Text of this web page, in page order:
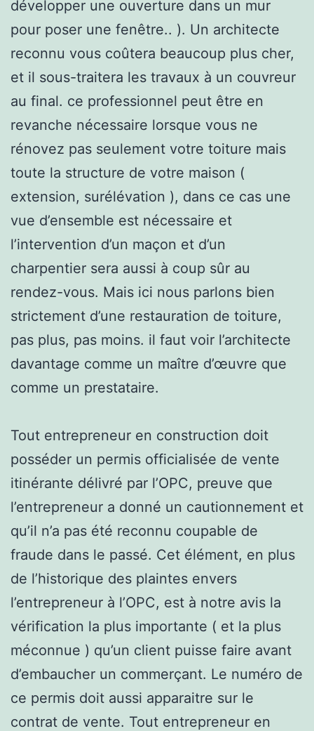
développer une ouverture dans un mur
pour poser une fenêtre.. ). Un architecte
reconnu vous coûtera beaucoup plus cher,
et il sous-traitera les travaux à un couvreur
au final. ce professionnel peut être en
revanche nécessaire lorsque vous ne
rénovez pas seulement votre toiture mais
toute la structure de votre maison (
extension, surélévation ), dans ce cas une
vue d’ensemble est nécessaire et
l’intervention d’un maçon et d’un
charpentier sera aussi à coup sûr au
rendez-vous. Mais ici nous parlons bien
strictement d’une restauration de toiture,
pas plus, pas moins. il faut voir l’architecte
davantage comme un maître d’œuvre que
comme un prestataire.
Tout entrepreneur en construction doit
posséder un permis officialisée de vente
itinérante délivré par l’OPC, preuve que
l’entrepreneur a donné un cautionnement et
qu’il n’a pas été reconnu coupable de
fraude dans le passé. Cet élément, en plus
de l’historique des plaintes envers
l’entrepreneur à l’OPC, est à notre avis la
vérification la plus importante ( et la plus
méconnue ) qu’un client puisse faire avant
d’embaucher un commerçant. Le numéro de
ce permis doit aussi apparaitre sur le
contrat de vente. Tout entrepreneur en